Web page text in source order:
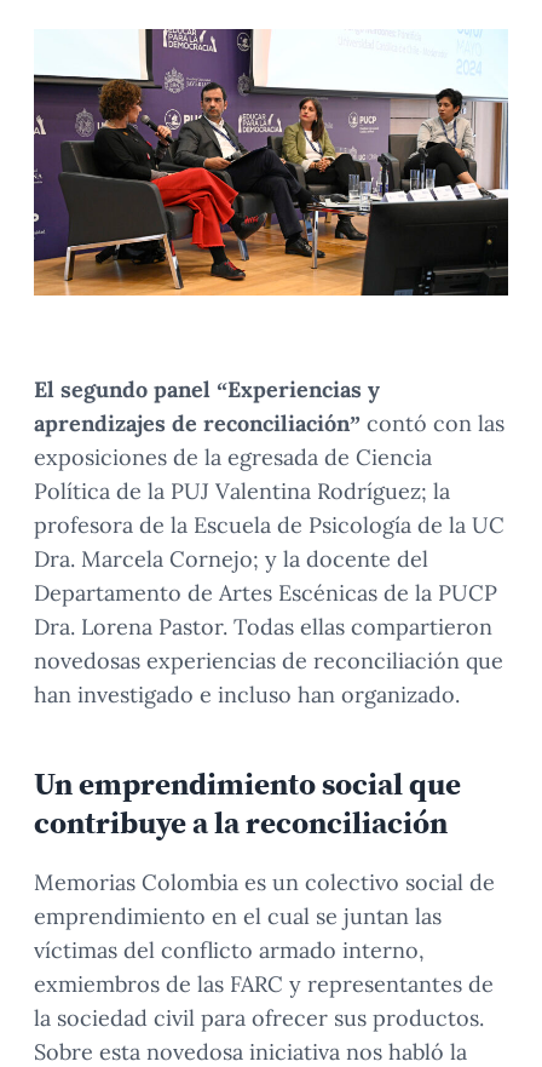
El segundo panel “Experiencias y
aprendizajes de reconciliación” contó con las
exposiciones de la egresada de Ciencia
Política de la PUJ Valentina Rodríguez; la
profesora de la Escuela de Psicología de la UC
Dra. Marcela Cornejo; y la docente del
Departamento de Artes Escénicas de la PUCP
Dra. Lorena Pastor. Todas ellas compartieron
novedosas experiencias de reconciliación que
han investigado e incluso han organizado.
Un emprendimiento social que
contribuye a la reconciliación
Memorias Colombia es un colectivo social de
emprendimiento en el cual se juntan las
víctimas del conflicto armado interno,
exmiembros de las FARC y representantes de
la sociedad civil para ofrecer sus productos.
Sobre esta novedosa iniciativa nos habló la